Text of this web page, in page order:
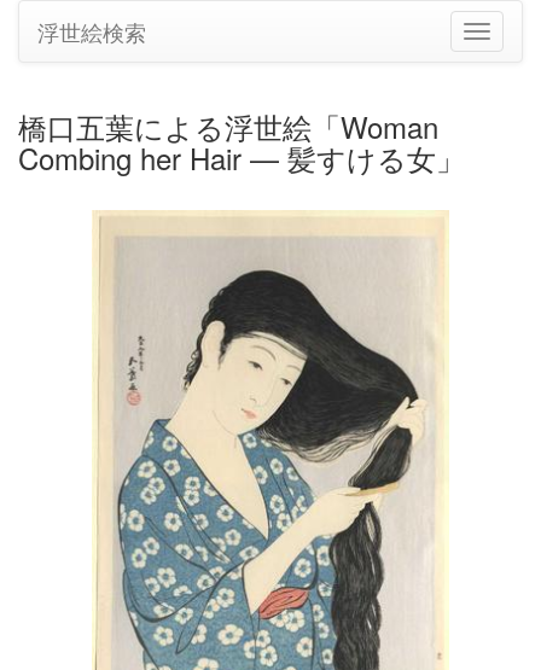
ナ
ビ
浮世絵検索
橋口五葉による浮世絵「Woman
Combing her Hair — 髪すける女」